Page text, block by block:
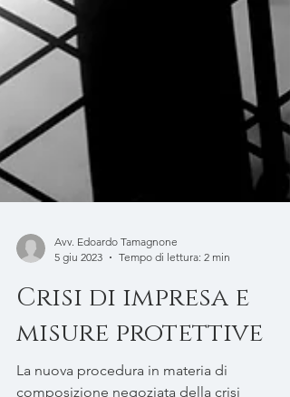
5 giu 2023
Tempo di lettura: 2 min
Crisi di impresa e
misure protettive